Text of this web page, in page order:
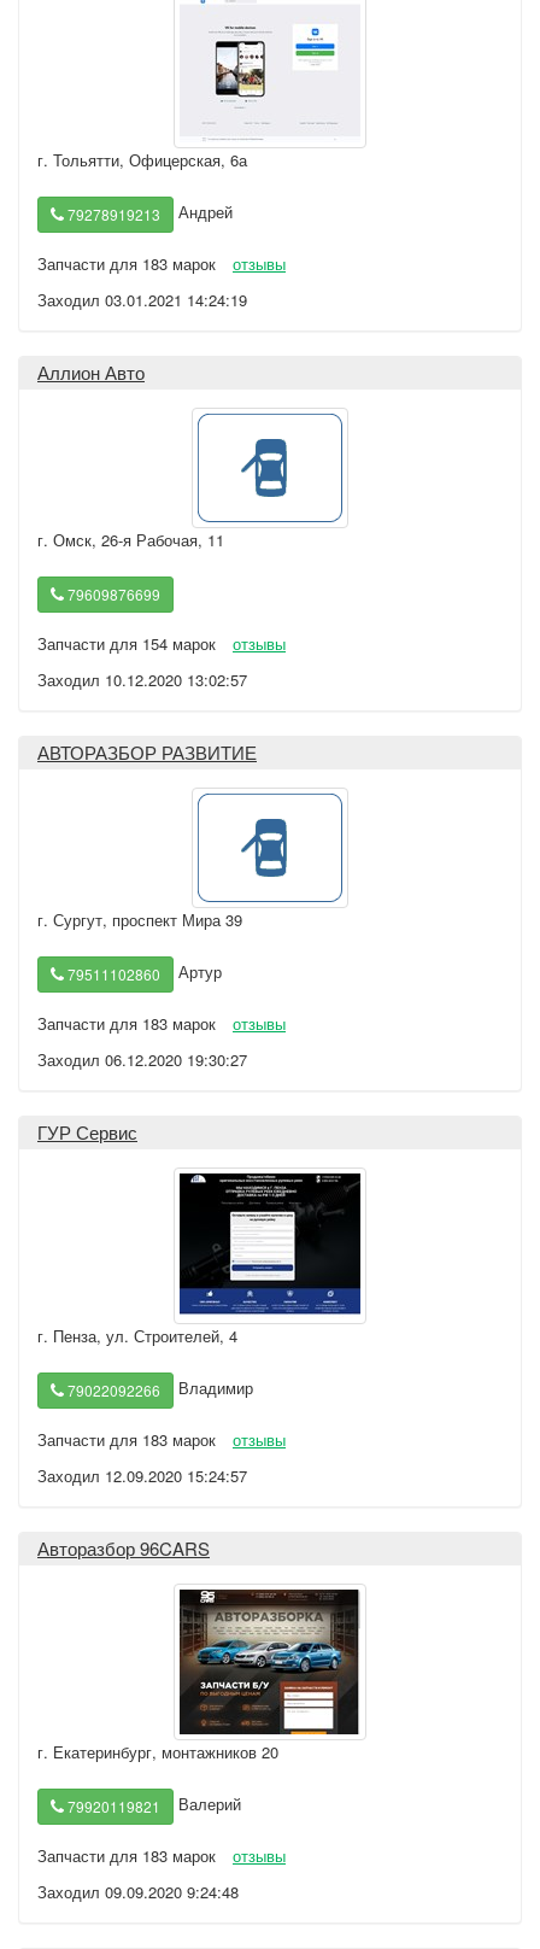
г. Тольятти, Офицерская, 6а
79278919213 Андрей
Запчасти для 183 марок
отзывы
Заходил 03.01.2021 14:24:19
Аллион Авто
г. Омск, 26-я Рабочая, 11
79609876699
Запчасти для 154 марок
отзывы
Заходил 10.12.2020 13:02:57
АВТОРАЗБОР РАЗВИТИЕ
г. Сургут, проспект Мира 39
79511102860 Артур
Запчасти для 183 марок
отзывы
Заходил 06.12.2020 19:30:27
ГУР Сервис
г. Пенза, ул. Строителей, 4
79022092266 Владимир
Запчасти для 183 марок
отзывы
Заходил 12.09.2020 15:24:57
Авторазбор 96CARS
г. Екатеринбург, монтажников 20
79920119821 Валерий
Запчасти для 183 марок
отзывы
Заходил 09.09.2020 9:24:48